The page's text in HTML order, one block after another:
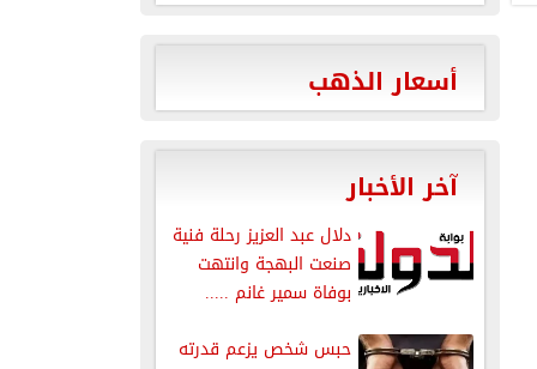
أسعار الذهب
آخر الأخبار
دلال عبد العزيز رحلة فنية
صنعت البهجة وانتهت
بوفاة سمير غانم .....
حبس شخص يزعم قدرته